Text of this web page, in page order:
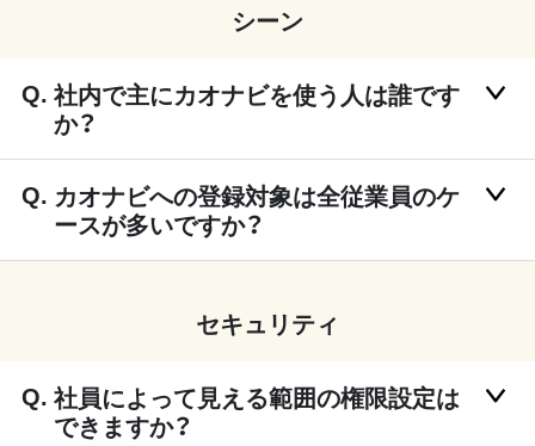
シーン
社内で主にカオナビを使う人は誰です
か？
カオナビへの登録対象は全従業員のケ
ースが多いですか？
セキュリティ
社員によって見える範囲の権限設定は
できますか？